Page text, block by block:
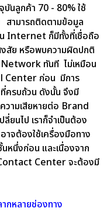
นลูกค้า 70 - 80% ใช้
ามารถติดตามข้อมูล
Internet ก็มีทั้งที่เชื่อถือ
สัย หรือพบความผิดปกติ
Network ทันที ไม่เหมือน
Center ก่อน มีการ
ครบถ้วน ดังนั้น จึงมี
ความเสียหายต่อ Brand
ยนไป เราก็จำเป็นต้อง
าจต้องใช้เครื่องมือทาง
นึ่งก่อน และเนื่องจาก
Center จะต้องมี
กหลายช่องทาง